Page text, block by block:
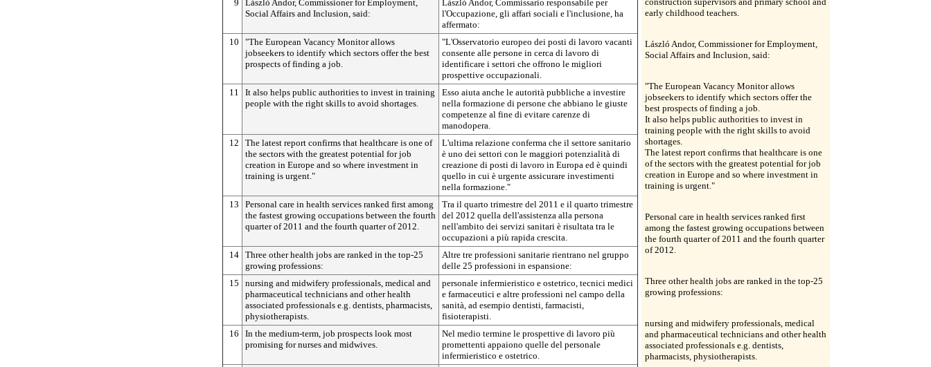
9
László Andor, Commissioner for Employment,
Social Affairs and Inclusion, said:
László Andor, Commissario responsabile per
l'Occupazione, gli affari sociali e l'inclusione, ha
affermato:
10
"The European Vacancy Monitor allows
jobseekers to identify which sectors offer the best
prospects of finding a job.
"L'Osservatorio europeo dei posti di lavoro vacanti
consente alle persone in cerca di lavoro di
identificare i settori che offrono le migliori
prospettive occupazionali.
11
It also helps public authorities to invest in training
people with the right skills to avoid shortages.
Esso aiuta anche le autorità pubbliche a investire
nella formazione di persone che abbiano le giuste
competenze al fine di evitare carenze di
manodopera.
12
The latest report confirms that healthcare is one of
the sectors with the greatest potential for job
creation in Europe and so where investment in
training is urgent."
L'ultima relazione conferma che il settore sanitario
è uno dei settori con le maggiori potenzialità di
creazione di posti di lavoro in Europa ed è quindi
quello in cui è urgente assicurare investimenti
nella formazione."
13
Personal care in health services ranked first among
the fastest growing occupations between the fourth
quarter of 2011 and the fourth quarter of 2012.
Tra il quarto trimestre del 2011 e il quarto trimestre
del 2012 quella dell'assistenza alla persona
nell'ambito dei servizi sanitari è risultata tra le
occupazioni a più rapida crescita.
14 Three other health jobs are ranked in the top-25
growing professions:
Altre tre professioni sanitarie rientrano nel gruppo
delle 25 professioni in espansione:
15
nursing and midwifery professionals, medical and
pharmaceutical technicians and other health
associated professionals e.g. dentists, pharmacists,
physiotherapists.
personale infermieristico e ostetrico, tecnici medici
e farmaceutici e altre professioni nel campo della
sanità, ad esempio dentisti, farmacisti,
fisioterapisti.
16
In the medium-term, job prospects look most
promising for nurses and midwives.
Nel medio termine le prospettive di lavoro più
promettenti appaiono quelle del personale
infermieristico e ostetrico.
early childhood teachers.
László Andor, Commissioner for Employment,
Social Affairs and Inclusion, said:
"The European Vacancy Monitor allows
jobseekers to identify which sectors offer the
best prospects of finding a job.
It also helps public authorities to invest in
training people with the right skills to avoid
shortages.
The latest report confirms that healthcare is one
of the sectors with the greatest potential for job
creation in Europe and so where investment in
training is urgent."
Personal care in health services ranked first
among the fastest growing occupations between
the fourth quarter of 2011 and the fourth quarter
of 2012.
Three other health jobs are ranked in the top-25
growing professions:
nursing and midwifery professionals, medical
and pharmaceutical technicians and other health
associated professionals e.g. dentists,
pharmacists, physiotherapists.